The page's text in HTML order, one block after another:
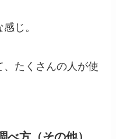
じ。
たくさんの人が使
方（その他）